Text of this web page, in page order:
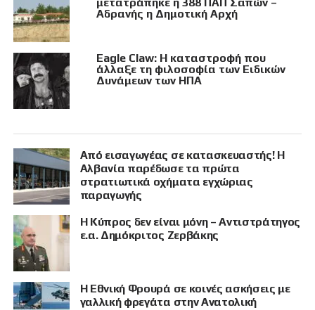
μετατράπηκε η 388 ΠΑΠ Σαπών –
Αδρανής η Δημοτική Αρχή
Eagle Claw: Η καταστροφή που
άλλαξε τη φιλοσοφία των Ειδικών
Δυνάμεων των ΗΠΑ
Από εισαγωγέας σε κατασκευαστής! Η
Αλβανία παρέδωσε τα πρώτα
στρατιωτικά οχήματα εγχώριας
παραγωγής
Η Κύπρος δεν είναι μόνη – Αντιστράτηγος
ε.α. Δημόκριτος Ζερβάκης
Η Εθνική Φρουρά σε κοινές ασκήσεις με
γαλλική φρεγάτα στην Ανατολική